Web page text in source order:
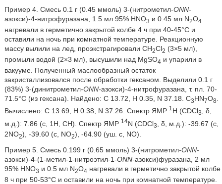
Пример 4. Смесь 0.1 г (0.45 ммоль) 3-(нитрометил-ONN-
азокси)-4-нитрофуразана, 1.5 мл 95% HNO3 и 0.45 мл N2O4
нагревали в герметично закрытой колбе 4 ч при 40-45°C и
оставили на ночь при комнатной температуре. Реакционную
массу вылили на лед, проэкстрагировали CH2Cl2 (3×5 мл),
промыли водой (2×3 мл), высушили над MgSO4 и упарили в
вакууме. Полученный маслообразный остаток
закристаллизовался после обработки гексаном. Выделили 0.1 г
(83%) 3-(динитрометил-ONN-азокси)-4-нитрофуразана, т. пл. 70-
71.5°C (из гексана). Найдено: C 13.72, H 0.35, N 37.18. C3HN7O8
Вычислено: C 13.69, H 0.38, N 37.26. Спектр ЯМР 1 H (CDCl3
, δ,
м.д.): 7.86 (c, 1H, CH). Спектр ЯМР 14N (CDCl3
, δ, м.д.): -39.67 (c,
2NO2), -39.60 (c, NO2), -64.90 (уш. c, NO).
Пример 5. Смесь 0.199 г (0.65 ммоль) 3-(нитрометил-ONN-
азокси)-4-(1-метил-1-нитроэтил-1-ONN-азокси)фуразана, 2 мл
95% HNO3 и 0.5 мл N2O4 нагревали в герметично закрытой колбе
8 ч при 50-53°C и оставили на ночь при комнатной температуре.